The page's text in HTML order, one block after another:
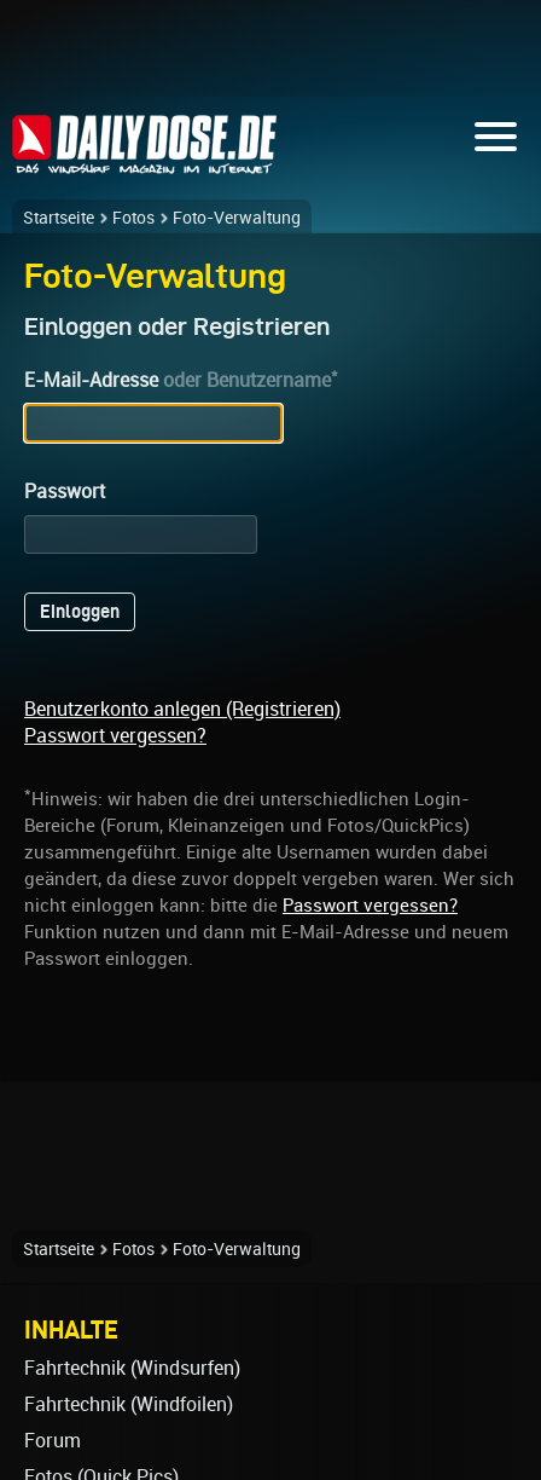
Startseite Fotos Foto-Verwaltung
Foto-Verwaltung
Einloggen oder Registrieren
E-Mail-Adresse oder Benutzername*
Passwort
Benutzerkonto anlegen (Registrieren)
Passwort vergessen?
*Hinweis: wir haben die drei unterschiedlichen Login-
Bereiche (Forum, Kleinanzeigen und Fotos/QuickPics)
zusammengeführt. Einige alte Usernamen wurden dabei
geändert, da diese zuvor doppelt vergeben waren. Wer sich
nicht einloggen kann: bitte die Passwort vergessen?
Funktion nutzen und dann mit E-Mail-Adresse und neuem
Passwort einloggen.
Startseite Fotos Foto-Verwaltung
INHALTE
Fahrtechnik (Windsurfen)
Fahrtechnik (Windfoilen)
Forum